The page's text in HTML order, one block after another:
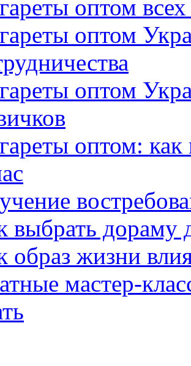
оптом
оптом
оптом
оптом:
выбрать дораму
образ жизни
мастер-